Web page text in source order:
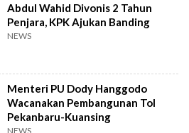
Abdul Wahid Divonis 2 Tahun
Penjara, KPK Ajukan Banding
NEWS
Menteri PU Dody Hanggodo
Wacanakan Pembangunan Tol
Pekanbaru-Kuansing
NEWS